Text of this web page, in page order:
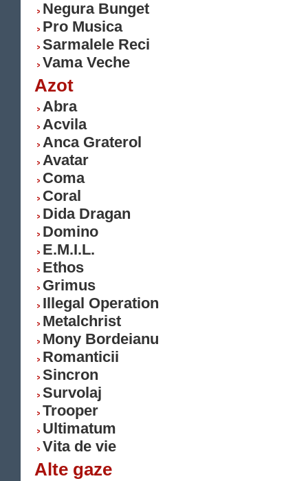
Negura Bunget
Pro Musica
Sarmalele Reci
Vama Veche
Azot
Abra
Acvila
Anca Graterol
Avatar
Coma
Coral
Dida Dragan
Domino
E.M.I.L.
Ethos
Grimus
Illegal Operation
Metalchrist
Mony Bordeianu
Romanticii
Sincron
Survolaj
Trooper
Ultimatum
Vita de vie
Alte gaze